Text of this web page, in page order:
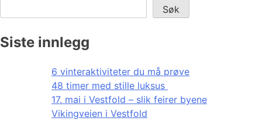
Søk
Siste innlegg
6 vinteraktiviteter du må prøve
48 timer med stille luksus
17. mai i Vestfold – slik feirer byene
Vikingveien i Vestfold